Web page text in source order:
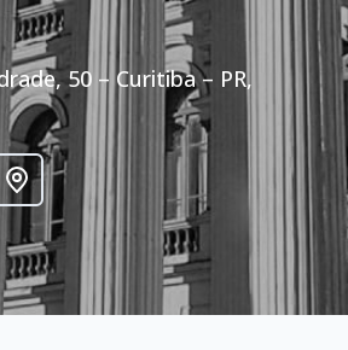
50 – Curitiba – PR,